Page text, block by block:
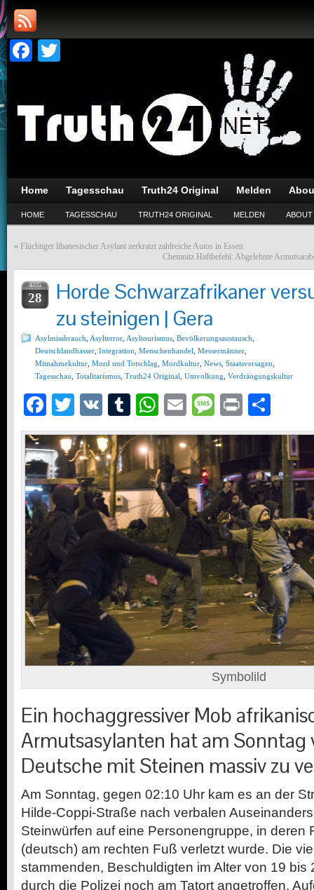
Facebook
Home Tagesschau Truth24 Original Melden
HOME TAGESSCHAU TRUTH24 ORIGINAL MELDEN ABOUT
« Flüchtiger libanesischer Asylant zerkratzt zahlreiche Autos in Essen
Chemnitz Haftbefehl: Abgelehnte
AUG
28
Horde Schwarzafrikaner
zu steinigen | Gera
Asylmissbrauch Asylterror Asyltourismus Bevölkerungsaustausch
Deutschlandhasser Integration Menschenhandel Messermänner
Mitnahmekultur Mord und Totschlag Mordkultur News Staatsversagen
Tagesschau Totalitarismus Truth24 Original Umvolkung Verdrängungskultur
Facebook
Twitter
VK Tumblr
WhatsApp
EmailMessage
Print
Symbolild
Ein hochaggressiver Mob
Armutsasylanten hat am Sonntag
Deutsche mit Steinen massiv zu
Am Sonntag, gegen 02:10 Uhr kam es an der
Hilde-Coppi-Straße nach verbalen
Steinwürfen auf eine Personengruppe, in deren
(deutsch) am rechten Fuß verletzt wurde. Die
stammenden, Beschuldigten im Alter von 19 bis
durch die Polizei noch am Tatort angetroffen.